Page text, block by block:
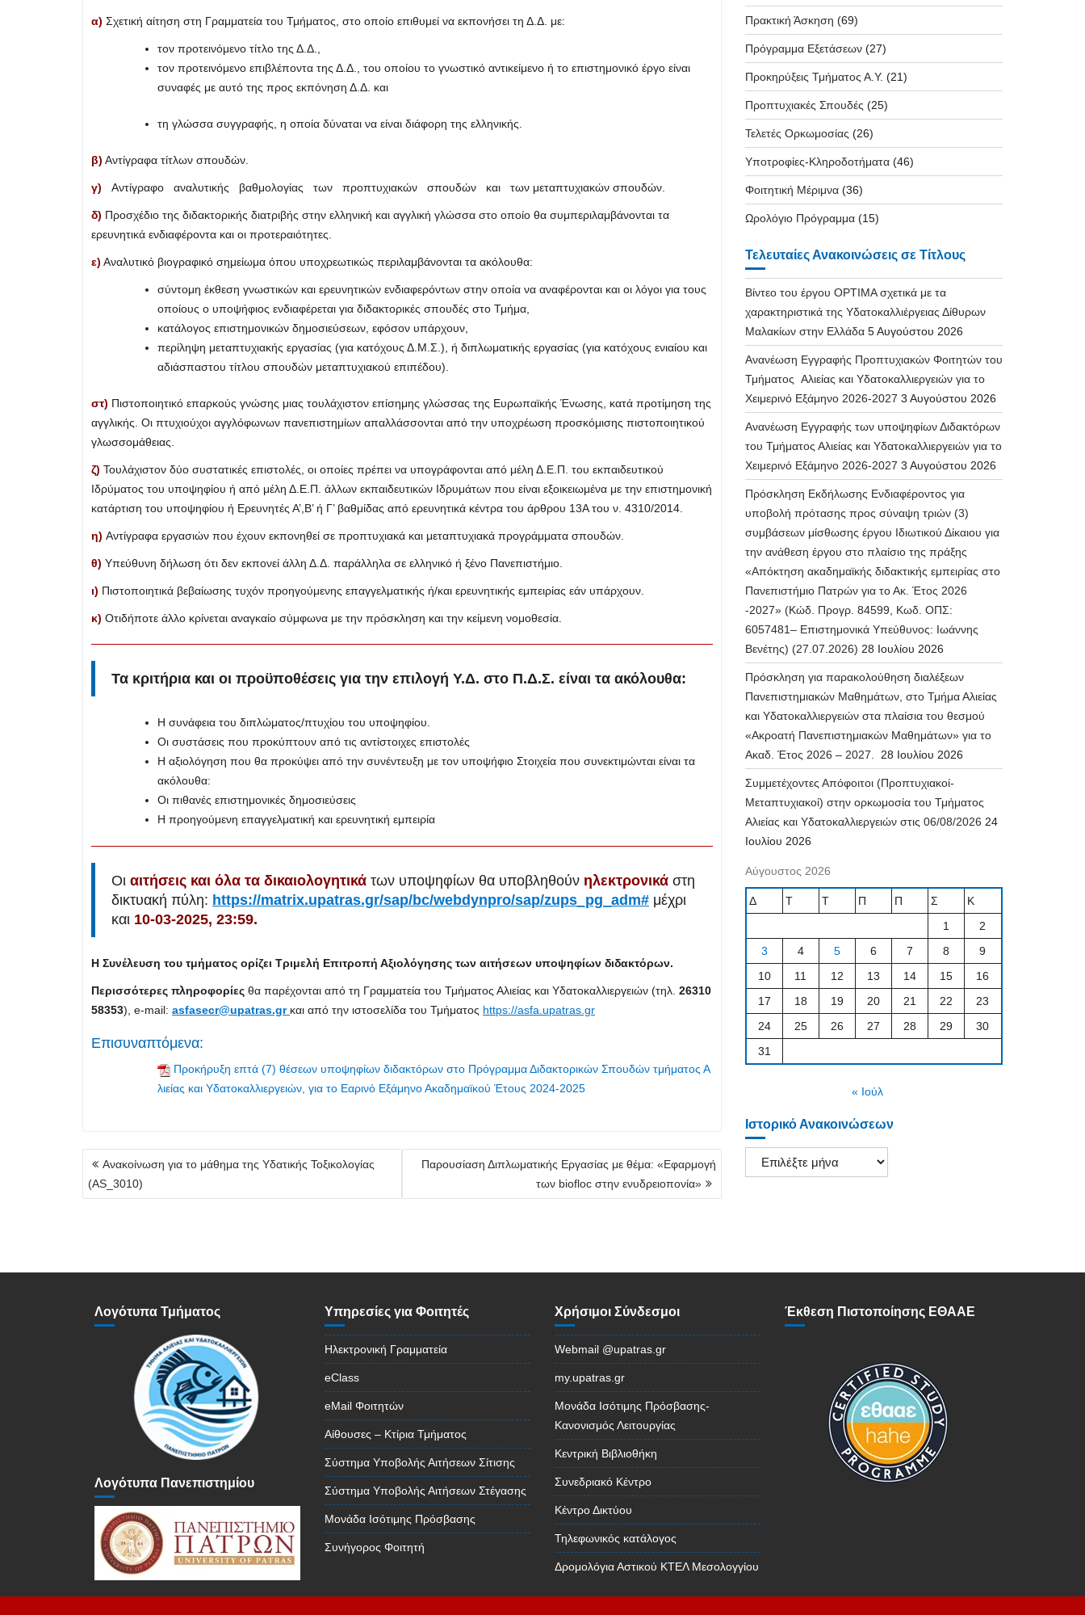
α) Σχετική αίτηση στη Γραμματεία του Τμήματος, στο οποίο επιθυμεί να εκπονήσει τη Δ.Δ. με:
τον προτεινόμενο τίτλο της Δ.Δ.,
τον προτεινόμενο επιβλέποντα της Δ.Δ., του οποίου το γνωστικό αντικείμενο ή το επιστημονικό έργο είναι
συναφές με αυτό της προς εκπόνηση Δ.Δ. και
τη γλώσσα συγγραφής, η οποία δύναται να είναι διάφορη της ελληνικής.
β) Αντίγραφα τίτλων σπουδών.
γ) Αντίγραφο αναλυτικής βαθμολογίας των προπτυχιακών σπουδών και των μεταπτυχιακών σπουδών.
δ) Προσχέδιο της διδακτορικής διατριβής στην ελληνική και αγγλική γλώσσα στο οποίο θα συμπεριλαμβάνονται τα
ερευνητικά ενδιαφέροντα και οι προτεραιότητες.
ε) Αναλυτικό βιογραφικό σημείωμα όπου υποχρεωτικώς περιλαμβάνονται τα ακόλουθα:
σύντομη έκθεση γνωστικών και ερευνητικών ενδιαφερόντων στην οποία να αναφέρονται και οι λόγοι για τους
οποίους ο υποψήφιος ενδιαφέρεται για διδακτορικές σπουδές στο Τμήμα,
κατάλογος επιστημονικών δημοσιεύσεων, εφόσον υπάρχουν,
περίληψη μεταπτυχιακής εργασίας (για κατόχους Δ.Μ.Σ.), ή διπλωματικής εργασίας (για κατόχους ενιαίου και
αδιάσπαστου τίτλου σπουδών μεταπτυχιακού επιπέδου).
στ) Πιστοποιητικό επαρκούς γνώσης μιας τουλάχιστον επίσημης γλώσσας της Ευρωπαϊκής Ένωσης, κατά προτίμηση της
αγγλικής. Οι πτυχιούχοι αγγλόφωνων πανεπιστημίων απαλλάσσονται από την υποχρέωση προσκόμισης πιστοποιητικού
γλωσσομάθειας.
ζ) Τουλάχιστον δύο συστατικές επιστολές, οι οποίες πρέπει να υπογράφονται από μέλη Δ.Ε.Π. του εκπαιδευτικού
Ιδρύματος του υποψηφίου ή από μέλη Δ.Ε.Π. άλλων εκπαιδευτικών Ιδρυμάτων που είναι εξοικειωμένα με την επιστημονική
κατάρτιση του υποψηφίου ή Ερευνητές Α’,Β’ ή Γ’ βαθμίδας από ερευνητικά κέντρα του άρθρου 13Α του ν. 4310/2014.
η) Αντίγραφα εργασιών που έχουν εκπονηθεί σε προπτυχιακά και μεταπτυχιακά προγράμματα σπουδών.
θ) Υπεύθυνη δήλωση ότι δεν εκπονεί άλλη Δ.Δ. παράλληλα σε ελληνικό ή ξένο Πανεπιστήμιο.
ι) Πιστοποιητικά βεβαίωσης τυχόν προηγούμενης επαγγελματικής ή/και ερευνητικής εμπειρίας εάν υπάρχουν.
κ) Οτιδήποτε άλλο κρίνεται αναγκαίο σύμφωνα με την πρόσκληση και την κείμενη νομοθεσία.
Τα κριτήρια και οι προϋποθέσεις για την επιλογή Υ.Δ. στο Π.Δ.Σ. είναι τα ακόλουθα:
Η συνάφεια του διπλώματος/πτυχίου του υποψηφίου.
Οι συστάσεις που προκύπτουν από τις αντίστοιχες επιστολές
Η αξιολόγηση που θα προκύψει από την συνέντευξη με τον υποψήφιο Στοιχεία που συνεκτιμώνται είναι τα
ακόλουθα:
Οι πιθανές επιστημονικές δημοσιεύσεις
Η προηγούμενη επαγγελματική και ερευνητική εμπειρία
Οι αιτήσεις και όλα τα δικαιολογητικά των υποψηφίων θα υποβληθούν ηλεκτρονικά στη
δικτυακή πύλη: https://matrix.upatras.gr/sap/bc/webdynpro/sap/zups_pg_adm# μέχρι
και 10-03-2025, 23:59.
Η Συνέλευση του τμήματος ορίζει Τριμελή Επιτροπή Αξιολόγησης των αιτήσεων υποψηφίων διδακτόρων.
Περισσότερες πληροφορίες θα παρέχονται από τη Γραμματεία του Τμήματος Αλιείας και Υδατοκαλλιεργειών (τηλ. 26310
58353), e-mail: asfasecr@upatras.gr και από την ιστοσελίδα του Τμήματος https://asfa.upatras.gr
Επισυναπτόμενα:
Προκήρυξη επτά (7) θέσεων υποψηφίων διδακτόρων στο Πρόγραμμα Διδακτορικών Σπουδών τμήματος Α
λιείας και Υδατοκαλλιεργειών, για το Εαρινό Εξάμηνο Ακαδημαϊκού Έτους 2024-2025
Πλοήγηση
άρθρων
Ανακοίνωση για το μάθημα της Υδατικής Τοξικολογίας
(AS_3010)
Παρουσίαση Διπλωματικής Εργασίας με θέμα: «Εφαρμογή
των biofloc στην ενυδρειοπονία»
Πρακτική Άσκηση (69)
Πρόγραμμα Εξετάσεων(27)
Προκηρύξεις Τμήματος Α.Υ. (21)
Προπτυχιακές Σπουδές (25)
Τελετές Ορκωμοσίας (26)
Υποτροφίες-Κληροδοτήματα(46)
Φοιτητική Μέριμνα(36)
Ωρολόγιο Πρόγραμμα(15)
Τελευταίες Ανακοινώσεις σε Τίτλους
Βίντεο του έργου OPTIMA σχετικά με τα
χαρακτηριστικά της Υδατοκαλλιέργειας Δίθυρων
Μαλακίων στην Ελλάδα 5 Αυγούστου 2026
Ανανέωση Εγγραφής Προπτυχιακών Φοιτητών του
Τμήματος Αλιείας και Υδατοκαλλιεργειών για το
Χειμερινό Εξάμηνο 2026-2027 3 Αυγούστου 2026
Ανανέωση Εγγραφής των υποψηφίων Διδακτόρων
του Τμήματος Αλιείας και Υδατοκαλλιεργειών για το
Χειμερινό Εξάμηνο 2026-2027 3 Αυγούστου 2026
Πρόσκληση Εκδήλωσης Ενδιαφέροντος για
υποβολή πρότασης προς σύναψη τριών (3)
συμβάσεων μίσθωσης έργου Ιδιωτικού Δίκαιου για
την ανάθεση έργου στο πλαίσιο της πράξης
«Απόκτηση ακαδημαϊκής διδακτικής εμπειρίας στο
Πανεπιστήμιο Πατρών για το Ακ. Έτος 2026
-2027» (Κώδ. Προγρ. 84599, Κωδ. ΟΠΣ:
6057481– Επιστημονικά Υπεύθυνος: Ιωάννης
Βενέτης) (27.07.2026) 28 Ιουλίου 2026
Πρόσκληση για παρακολούθηση διαλέξεων
Πανεπιστημιακών Μαθημάτων, στο Τμήμα Αλιείας
και Υδατοκαλλιεργειών στα πλαίσια του θεσμού
«Ακροατή Πανεπιστημιακών Μαθημάτων» για το
Ακαδ. Έτος 2026 – 2027. 28 Ιουλίου 2026
Συμμετέχοντες Απόφοιτοι (Προπτυχιακοί-
Μεταπτυχιακοί) στην ορκωμοσία του Τμήματος
Αλιείας και Υδατοκαλλιεργειών στις 06/08/2026 24
Ιουλίου 2026
Αύγουστος 2026
Δ Τ Τ Π Π Σ
Κ
1
2
3
4 5 6 7 8
9
10
11 12 13 14 15
16
17
18 19 20 21 22
23
24
25 26 27 28 29
30
31
« Ιούλ
Ιστορικό Ανακοινώσεων
Ιστορικό
Ανακοινώσεων
Λογότυπα Τμήματος
Λογότυπα Πανεπιστημίου
Υπηρεσίες για Φοιτητές
Ηλεκτρονική Γραμματεία
eClass
eMail Φοιτητών
Αίθουσες – Κτίρια Τμήματος
Σύστημα Υποβολής Αιτήσεων Σίτισης
Σύστημα Υποβολής Αιτήσεων Στέγασης
Μονάδα Ισότιμης Πρόσβασης
Συνήγορος Φοιτητή
Χρήσιμοι Σύνδεσμοι
Webmail @upatras.gr
my.upatras.gr
Μονάδα Ισότιμης Πρόσβασης-
Κανονισμός Λειτουργίας
Κεντρική Βιβλιοθήκη
Συνεδριακό Κέντρο
Κέντρο Δικτύου
Τηλεφωνικός κατάλογος
Δρομολόγια Αστικού ΚΤΕΛ Μεσολογγίου
Έκθεση Πιστοποίησης ΕΘΑΑΕ